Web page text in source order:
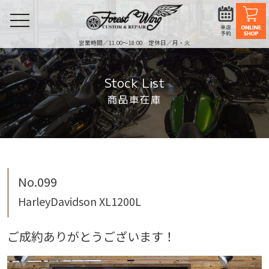
営業時間／11:00〜18:00 定休日／月・火
toggle
navigation
Stock List
商品車在庫
No.099
HarleyDavidson XL1200L
ご成約ありがとうございます！